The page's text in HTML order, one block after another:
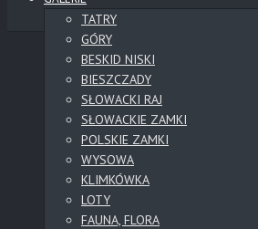
TATRY
GÓRY
BESKID NISKI
BIESZCZADY
SŁOWACKI RAJ
SŁOWACKIE ZAMKI
POLSKIE ZAMKI
WYSOWA
KLIMKÓWKA
LOTY
FAUNA, FLORA